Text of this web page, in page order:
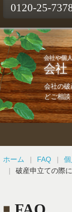
0120-25-
会社や個
会社
会社の
どご相
ホーム
債務整理
ホーム FAQ
破産申立ての際